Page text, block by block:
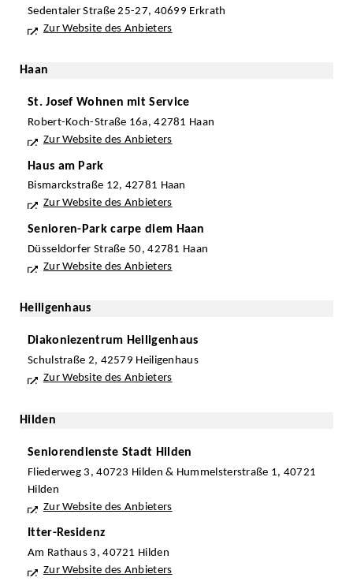
Sedentaler Straße 25-27, 40699 Erkrath
Zur Website des Anbieters
Haan
St. Josef Wohnen mit Service
Robert-Koch-Straße 16a, 42781 Haan
Zur Website des Anbieters
Haus am Park
Bismarckstraße 12, 42781 Haan
Zur Website des Anbieters
Senioren-Park carpe diem Haan
Düsseldorfer Straße 50, 42781 Haan
Zur Website des Anbieters
Heiligenhaus
Diakoniezentrum Heiligenhaus
Schulstraße 2, 42579 Heiligenhaus
Zur Website des Anbieters
Hilden
Seniorendienste Stadt Hilden
Fliederweg 3, 40723 Hilden & Hummelsterstraße 1, 40721
Hilden
Zur Website des Anbieters
Itter-Residenz
Am Rathaus 3, 40721 Hilden
Zur Website des Anbieters